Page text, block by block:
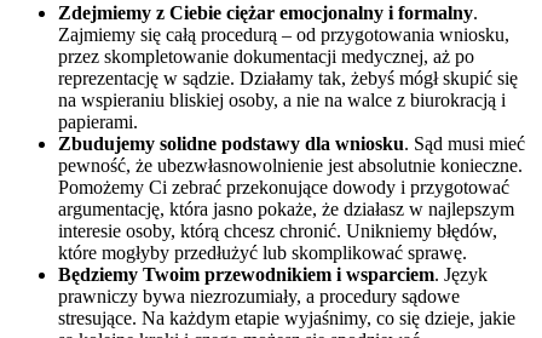
Zdejmiemy z Ciebie ciężar emocjonalny i formalny.
Zajmiemy się całą procedurą – od przygotowania wniosku,
przez skompletowanie dokumentacji medycznej, aż po
reprezentację w sądzie. Działamy tak, żebyś mógł skupić się
na wspieraniu bliskiej osoby, a nie na walce z biurokracją i
papierami.
Zbudujemy solidne podstawy dla wniosku. Sąd musi mieć
pewność, że ubezwłasnowolnienie jest absolutnie konieczne.
Pomożemy Ci zebrać przekonujące dowody i przygotować
argumentację, która jasno pokaże, że działasz w najlepszym
interesie osoby, którą chcesz chronić. Unikniemy błędów,
które mogłyby przedłużyć lub skomplikować sprawę.
Będziemy Twoim przewodnikiem i wsparciem. Język
prawniczy bywa niezrozumiały, a procedury sądowe
stresujące. Na każdym etapie wyjaśnimy, co się dzieje, jakie